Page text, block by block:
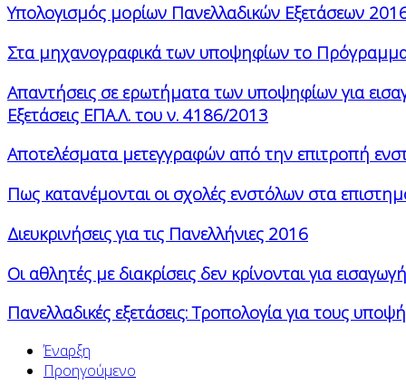
Υπολογισμός μορίων Πανελλαδικών Εξετάσεων
Στα μηχανογραφικά των υποψηφίων το
Απαντήσεις σε ερωτήματα των υποψηφίων για
Εξετάσεις ΕΠΑ.Λ. του ν. 4186/2013
Αποτελέσματα μετεγγραφών από την επιτροπή
Πως κατανέμονται οι σχολές ενστόλων στα
Διευκρινήσεις για τις Πανελλήνιες 2016
Οι αθλητές με διακρίσεις δεν κρίνονται για
Πανελλαδικές εξετάσεις: Τροπολογία για τους
Έναρξη
Προηγούμενο